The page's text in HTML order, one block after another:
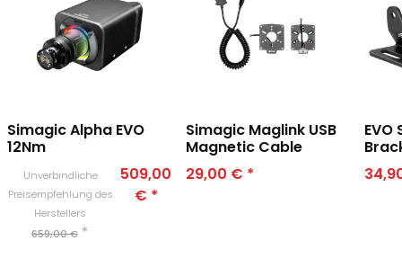
Simagic Alpha EVO
12Nm
509,00
€ *
Unverbindliche
Preisempfehlung des
Herstellers
659,00 € *
Simagic Maglink USB
Magnetic Cable
29,00 € *